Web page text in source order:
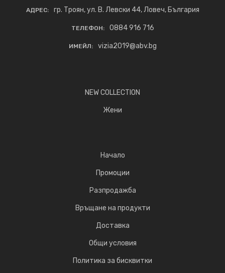
АДРЕС: гр. Троян, ул. В. Левски 44, Ловеч, България
ТЕЛЕФОН: 0884 916 716
ИМЕЙЛ: vizia2019@abv.bg
NEW COLLECTION
Жени
Начало
Промоции
Разпродажба
Връщане на продукти
Доставка
Общи условия
Политика за бисквитки